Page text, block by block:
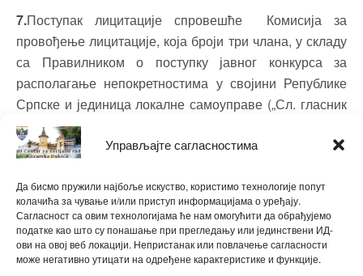
Управљајте сагласностима
Да бисмо пружили најбоље искуство, користимо технологије попут
колачића за чување и/или приступ информацијама о уређају.
Сагласност са овим технологијама ће нам омогућити да обрађујемо
податке као што су понашање при прегледању или јединствени ИД-
ови на овој веб локацији. Непристанак или повлачење сагласности
може негативно утицати на одређене карактеристике и функције.
7.Поступак лицитације спровешће Комисија за
провођење лицитације, која броји три члана, у складу
са Правилником о поступку јавног конкурса за
располагање непокретностима у својини Републике
Српске и јединица локалне самоуправе („Сл. гласник
РС“, број:20/12.).
Д И Р Е К Т О Р
Маја Шпица, дипл. соц. радник с.р.